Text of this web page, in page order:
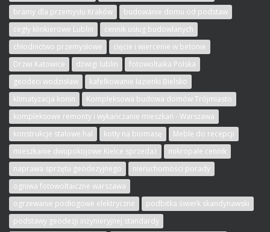
bramy dla przemysłu Kraków
budowanie domu od podstaw
cegły klinkierowe Lublin
cennik usług budowlanych
chłodnictwo przemysłowe
cięcie i wiercenie w betonie
Drzwi Katowice
dźwigi lublin
fotowoltaika Polska
geodeci wodzisław
kafelkowanie łazienki Bielsko
klimatyzacja konin
Kompleksowa budowa domów Trójmiasto
kompleksowe remonty i wykańczanie mieszkań - Warszawa
konstrukcje stalowe hal
kotły na biomasę
Meble do recepcji
mieszkanie dwupokojowe Kielce sprzedaż
mikropale cennik
naprawa sprzętu geodezyjnego
nieruchomości porady
ogniwa fotowoltaiczne warszawa
ogrzewanie podłogowe elektryczne
podbitka świerk skandynawski
podstawy geodezji inżynieryjnej standardy